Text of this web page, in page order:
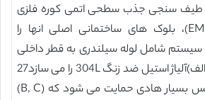
از طیف سنجی جذب سطحی اتمی کوره فلزی
الکترو حرارتی (EMFAAS)، بلوک های ساختمانی اصلی انها را
شامل لوله سیلندری به قطر داخلی
10 میلی متر می باشد الف)آلیاژ استیل ضد زنگ 304L را می سازد27
که توسط دو ستون مس بسیار هادی حمایت می شود که (B, C)